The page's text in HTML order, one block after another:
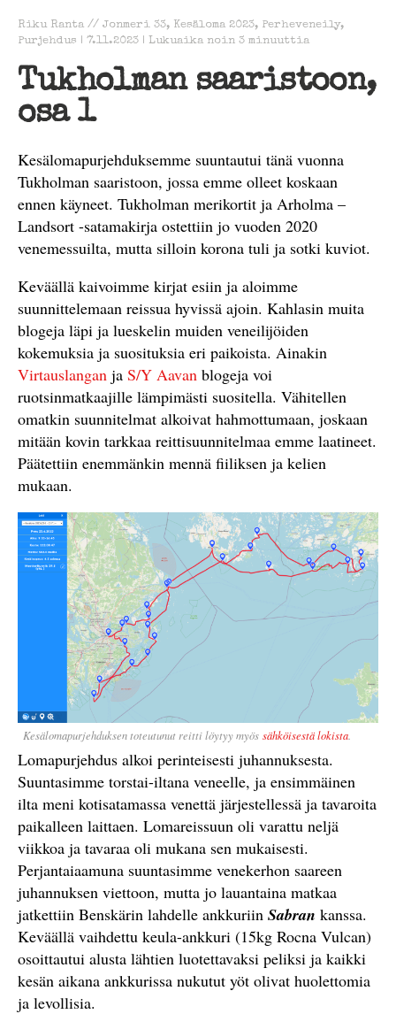
Riku Ranta // Jonmeri 33, Kesäloma 2023, Perheveneily,
Purjehdus | 7.11.2023 | Lukuaika noin 3 minuuttia
Tukholman saaristoon,
osa 1
Kesälomapurjehduksemme suuntautui tänä vuonna
Tukholman saaristoon, jossa emme olleet koskaan
ennen käyneet. Tukholman merikortit ja Arholma –
Landsort -satamakirja ostettiin jo vuoden 2020
venemessuilta, mutta silloin korona tuli ja sotki kuviot.
Keväällä kaivoimme kirjat esiin ja aloimme
suunnittelemaan reissua hyvissä ajoin. Kahlasin muita
blogeja läpi ja lueskelin muiden veneilijöiden
kokemuksia ja suosituksia eri paikoista. Ainakin
Virtauslangan ja S/Y Aavan blogeja voi
ruotsinmatkaajille lämpimästi suositella. Vähitellen
omatkin suunnitelmat alkoivat hahmottumaan, joskaan
mitään kovin tarkkaa reittisuunnitelmaa emme laatineet.
Päätettiin enemmänkin mennä fiiliksen ja kelien
mukaan.
Kesälomapurjehduksen toteutunut reitti löytyy myös sähköisestä lokista
Lomapurjehdus alkoi perinteisesti juhannuksesta.
Suuntasimme torstai-iltana veneelle, ja ensimmäinen
ilta meni kotisatamassa venettä järjestellessä ja tavaroita
paikalleen laittaen. Lomareissuun oli varattu neljä
viikkoa ja tavaraa oli mukana sen mukaisesti.
Perjantaiaamuna suuntasimme venekerhon saareen
juhannuksen viettoon, mutta jo lauantaina matkaa
jatkettiin Benskärin lahdelle ankkuriin Sabran kanssa.
Keväällä vaihdettu keula-ankkuri (15kg Rocna Vulcan)
osoittautui alusta lähtien luotettavaksi peliksi ja kaikki
kesän aikana ankkurissa nukutut yöt olivat huolettomia
ja levollisia.